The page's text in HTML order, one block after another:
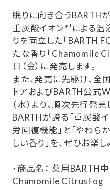
眠りに向き合うBARTH
重炭酸イオン*¹による温
りを両立した「BARTH
たな香り「Chamomile
日（金）に発売します。
また、発売に先駆け、全
トアおよびBARTH公式
（水）より、順次先行発売
BARTHが誇る「重炭酸
労回復機能」と「やわら
しい香り」を、ぜひお楽し
・商品名： 薬用BARTH
Chamomile CitrusFog